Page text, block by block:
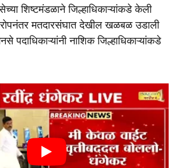
शिष्टमंडळाने जिल्हाधिकाऱ्यांकडे केली
मतदारसंघात देखील खळबळ उडाली
पदाधिकाऱ्यांनी नाशिक जिल्हाधिकाऱ्यांकडे